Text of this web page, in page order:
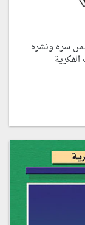
سره ونشره